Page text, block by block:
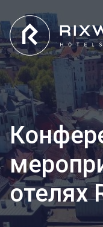
отелях